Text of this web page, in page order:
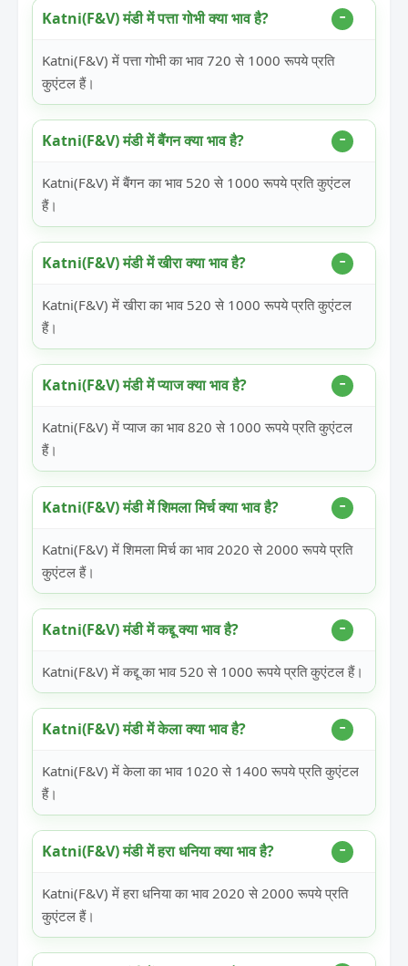
Katni(F&V) मंडी में पत्ता गोभी क्या भाव है?
Katni(F&V) में पत्ता गोभी का भाव 720 से 1000 रूपये प्रति
कुएंटल हैं।
Katni(F&V) मंडी में बैंगन क्या भाव है?
Katni(F&V) में बैंगन का भाव 520 से 1000 रूपये प्रति कुएंटल
हैं।
Katni(F&V) मंडी में खीरा क्या भाव है?
Katni(F&V) में खीरा का भाव 520 से 1000 रूपये प्रति कुएंटल
हैं।
Katni(F&V) मंडी में प्याज क्या भाव है?
Katni(F&V) में प्याज का भाव 820 से 1000 रूपये प्रति कुएंटल
हैं।
Katni(F&V) मंडी में शिमला मिर्च क्या भाव है?
Katni(F&V) में शिमला मिर्च का भाव 2020 से 2000 रूपये प्रति
कुएंटल हैं।
Katni(F&V) मंडी में कद्दू क्या भाव है?
Katni(F&V) में कद्दू का भाव 520 से 1000 रूपये प्रति कुएंटल हैं।
Katni(F&V) मंडी में केला क्या भाव है?
Katni(F&V) में केला का भाव 1020 से 1400 रूपये प्रति कुएंटल
हैं।
Katni(F&V) मंडी में हरा धनिया क्या भाव है?
Katni(F&V) में हरा धनिया का भाव 2020 से 2000 रूपये प्रति
कुएंटल हैं।